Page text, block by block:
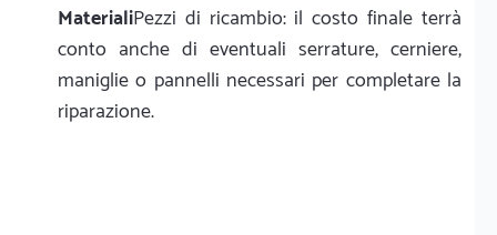
MaterialiPezzi di ricambio: il costo finale terrà
conto anche di eventuali serrature, cerniere,
maniglie o pannelli necessari per completare la
riparazione.